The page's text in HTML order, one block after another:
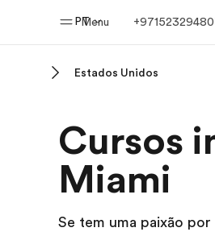
Menu
PT
Bem-vindo à EF
Estados Unidos
Cursos
Miami
Se tem uma paixão